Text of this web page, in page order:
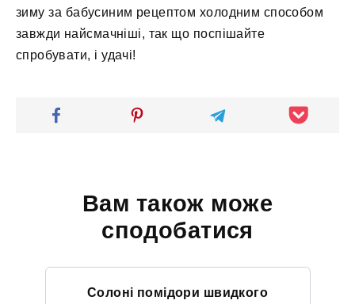
зиму за бабусиним рецептом холодним способом
завжди найсмачніші, так що поспішайте
спробувати, і удачі!
Вам також може
сподобатися
Солоні помідори швидкого